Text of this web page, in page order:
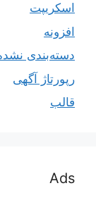
اسکریپت
افزونه
دسته‌بندی
رپورتاژ آگهی
قالب
Ads